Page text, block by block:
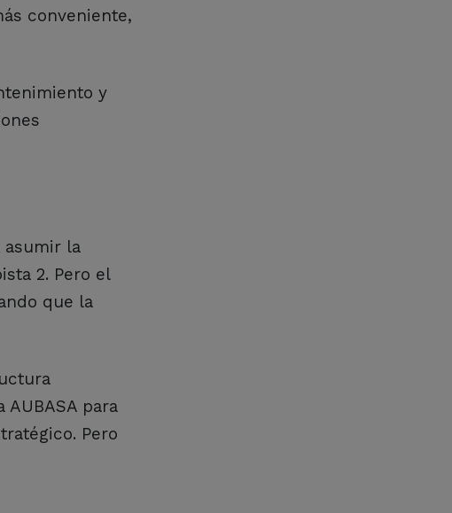
conveniente,
y
asumir la
2. Pero el
que la
para
Pero